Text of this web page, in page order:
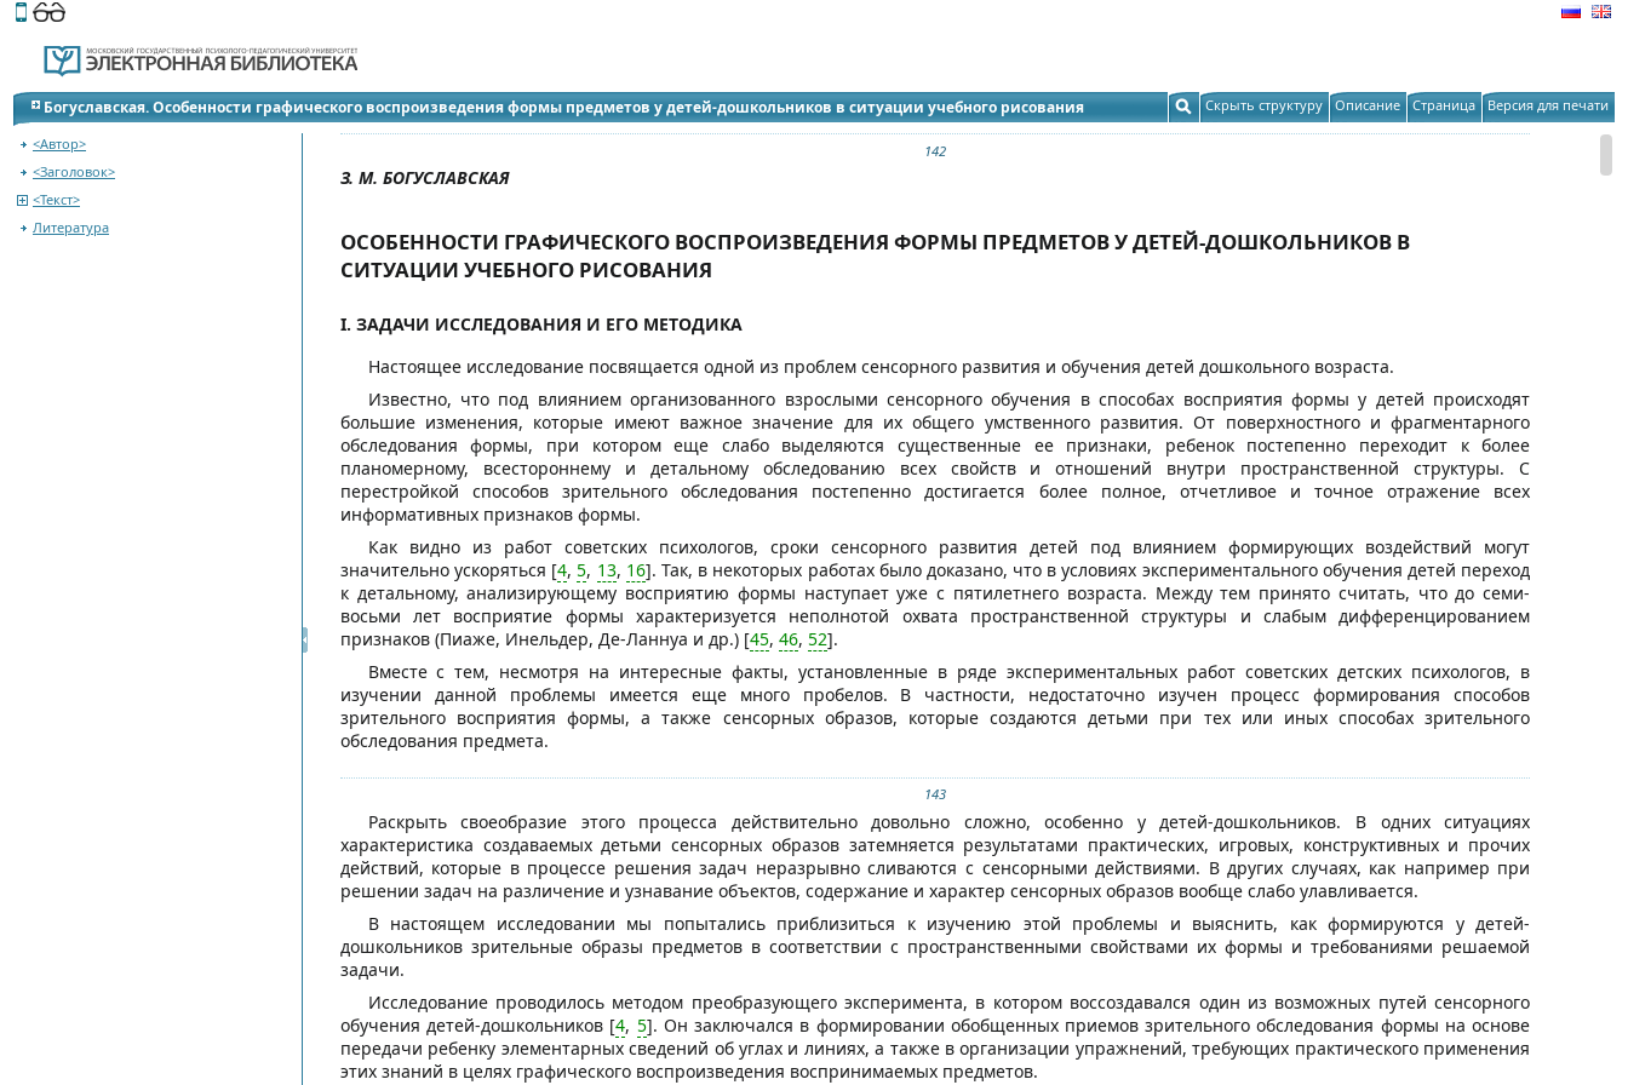
Этот сайт поддерживает
Богуславская. Особенности графического воспроизведения формы предметов у детей-дошкольников в ситуации учебного рисования Скрыть структуру Описание Страница Версия для печати
<Автор>
<Заголовок>
<Текст>
Литература
К оглавлению сборника
142
З. М. БОГУСЛАВСКАЯ
ОСОБЕННОСТИ ГРАФИЧЕСКОГО ВОСПРОИЗВЕДЕНИЯ ФОРМЫ ПРЕДМЕТОВ У ДЕТЕЙ-ДОШКОЛЬНИКОВ В
СИТУАЦИИ УЧЕБНОГО РИСОВАНИЯ
I. ЗАДАЧИ ИССЛЕДОВАНИЯ И ЕГО МЕТОДИКА
Настоящее исследование посвящается одной из проблем сенсорного развития и обучения детей дошкольного возраста.
Известно, что под влиянием организованного взрослыми сенсорного обучения в способах восприятия формы у детей происходят
большие изменения, которые имеют важное значение для их общего умственного развития. От поверхностного и фрагментарного
обследования формы, при котором еще слабо выделяются существенные ее признаки, ребенок постепенно переходит к более
планомерному, всестороннему и детальному обследованию всех свойств и отношений внутри пространственной структуры. С
перестройкой способов зрительного обследования постепенно достигается более полное, отчетливое и точное отражение всех
информативных признаков формы.
Как видно из работ советских психологов, сроки сенсорного развития детей под влиянием формирующих воздействий могут
значительно ускоряться [4,5, 13, 16]. Так, в некоторых работах было доказано, что в условиях экспериментального обучения детей переход
к детальному, анализирующему восприятию формы наступает уже с пятилетнего возраста. Между тем принято считать, что до семи-
восьми лет восприятие формы характеризуется неполнотой охвата пространственной структуры и слабым дифференцированием
признаков (Пиаже, Инельдер, Де-Ланнуа и др.) [45, 46, 52].
Вместе с тем, несмотря на интересные факты, установленные в ряде экспериментальных работ советских детских психологов, в
изучении данной проблемы имеется еще много пробелов. В частности, недостаточно изучен процесс формирования способов
зрительного восприятия формы, а также сенсорных образов, которые создаются детьми при тех или иных способах зрительного
обследования предмета.
143
Раскрыть своеобразие этого процесса действительно довольно сложно, особенно у детей-дошкольников. В одних ситуациях
характеристика создаваемых детьми сенсорных образов затемняется результатами практических, игровых, конструктивных и прочих
действий, которые в процессе решения задач неразрывно сливаются с сенсорными действиями. В других случаях, как например при
решении задач на различение и узнавание объектов, содержание и характер сенсорных образов вообще слабо улавливается.
В настоящем исследовании мы попытались приблизиться к изучению этой проблемы и выяснить, как формируются у детей-
дошкольников зрительные образы предметов в соответствии с пространственными свойствами их формы и требованиями решаемой
задачи.
Исследование проводилось методом преобразующего эксперимента, в котором воссоздавался один из возможных путей сенсорного
обучения детей-дошкольников [4, 5]. Он заключался в формировании обобщенных приемов зрительного обследования формы на основе
передачи ребенку элементарных сведений об углах и линиях, а также в организации упражнений, требующих практического применения
этих знаний в целях графического воспроизведения воспринимаемых предметов.